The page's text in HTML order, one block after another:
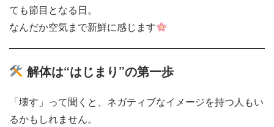
ても節目となる日。
なんだか空気まで新鮮に感じます
解体は“はじまり”の第一歩
「壊す」って聞くと、ネガティブなイメージを持つ人もい
るかもしれません。